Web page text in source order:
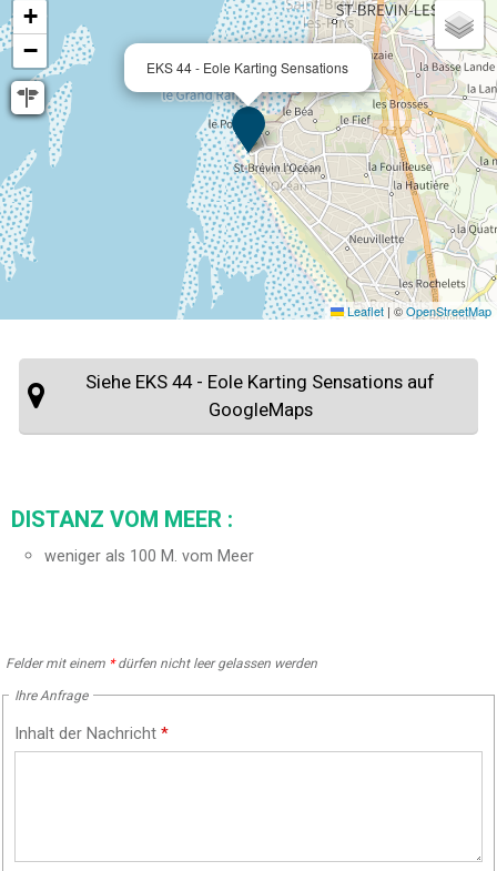
EKS 44 - Eole Karting Sensations
+
−
Leaflet | ©OpenStreetMap
Siehe EKS 44 - Eole Karting Sensations auf
GoogleMaps
DISTANZ VOM MEER :
weniger als 100 M. vom Meer
Felder mit einem *dürfen nicht leer gelassen werden
Ihre Anfrage
Inhalt der Nachricht*